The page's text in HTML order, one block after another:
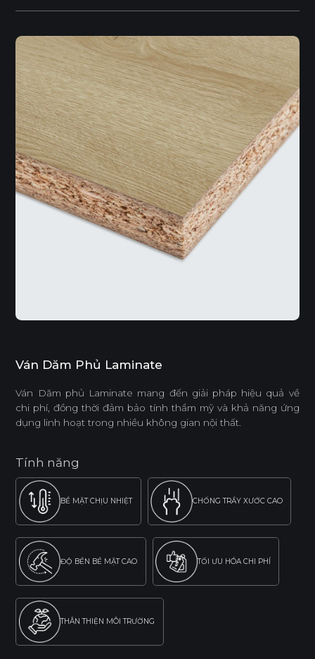
Ván Dăm Phủ Laminate
Ván Dăm phủ Laminate mang đến giải pháp hiệu quả về
chi phí, đồng thời đảm bảo tính thẩm mỹ và khả năng ứng
dụng linh hoạt trong nhiều không gian nội thất.
Tính năng
BỀ MẶT CHỊU NHIỆT CHỐNG TRẦY XƯỚC CAO
ĐỘ BỀN BỀ MẶT CAO TỐI ƯU HÓA CHI PHÍ
THÂN THIỆN MÔI TRƯỜNG